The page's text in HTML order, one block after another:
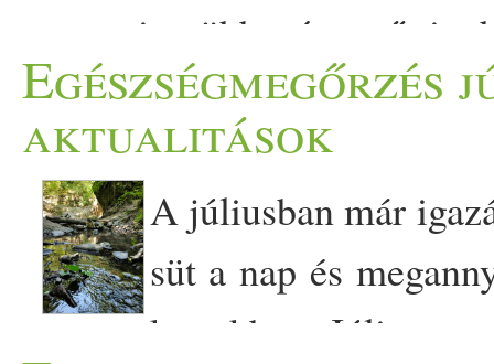
ugyanis több tényező
időtől kezdve az étrenden
veszed be a vitamint.
hatékonyabb
ránk azzal kapcsolatban,
rásegíteni… The post
Egészségmegőrzés
aktualitások
A júliusban már
süt a nap és
kertekben. Július